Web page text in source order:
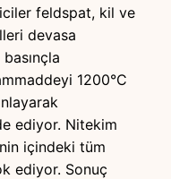
feldspat, kil ve
devasa
1200°C
ediyor. Nitekim
içindeki tüm
ediyor. Sonuç